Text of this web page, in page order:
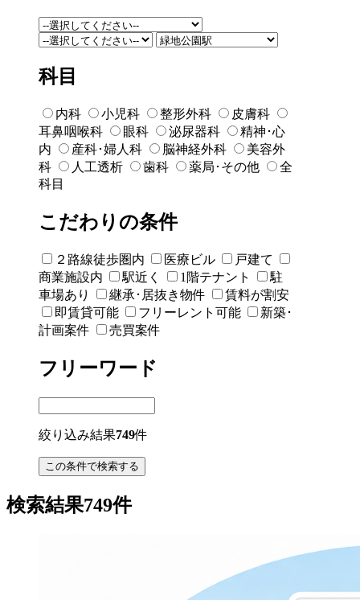
科目
内科 小児科 整形外科
皮膚科
耳鼻咽喉科
眼科 泌尿器科
精神･心
内
産科･婦人科 脳神経外科
美容外
科
人工透析 歯科 薬局･その他
全
科目
こだわりの条件
２路線徒歩圏内 医療ビル
戸建て
商業施設内
駅近く 1階テナント
駐
車場あり
継承･居抜き物件
賃料が割安
即賃貸可能
フリーレント可能
新築･
計画案件
売買案件
フリーワード
絞り込み結果749件
検索結果749件